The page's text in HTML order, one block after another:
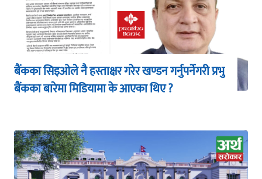
बैंकका सिइओले नै हस्ताक्षर गरेर खण्डन गर्नुपर्नेगरी प्रभु
बैंकका बारेमा मिडियामा के आएका थिए ?